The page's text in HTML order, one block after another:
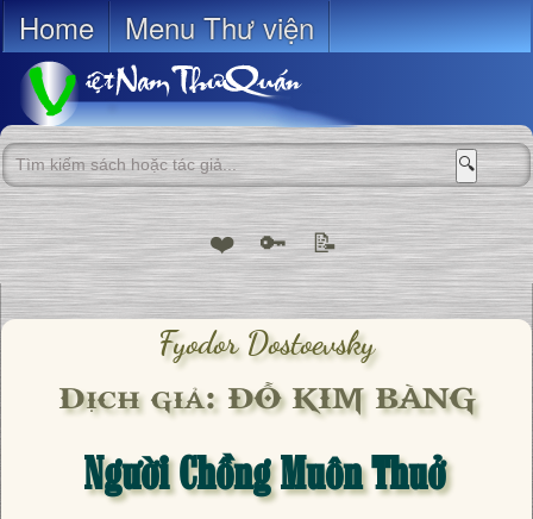
Home Menu Thư viện
🔍
❤️ 🔑 📝
Fyodor Dostoevsky
Dịch giả: ĐỖ KIM BÀNG
Người Chồng Muôn Thuở